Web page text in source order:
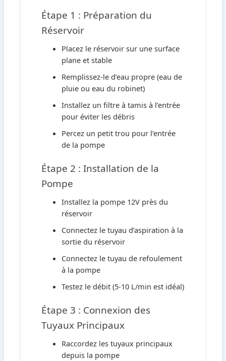
Étape 1 : Préparation du
Réservoir
Placez le réservoir sur une surface
plane et stable
Remplissez-le d’eau propre (eau de
pluie ou eau du robinet)
Installez un filtre à tamis à l’entrée
pour éviter les débris
Percez un petit trou pour l’entrée
de la pompe
Étape 2 : Installation de la
Pompe
Installez la pompe 12V près du
réservoir
Connectez le tuyau d’aspiration à la
sortie du réservoir
Connectez le tuyau de refoulement
à la pompe
Testez le débit (5-10 L/min est idéal)
Étape 3 : Connexion des
Tuyaux Principaux
Raccordez les tuyaux principaux
depuis la pompe